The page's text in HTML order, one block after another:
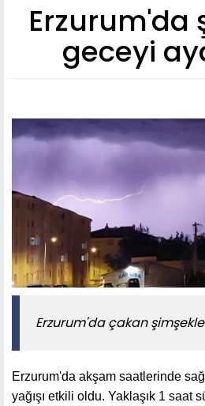
Erzurum'da
geceyi
Erzurum'da çakan
Erzurum'da akşam saatlerinde
yağışı etkili oldu. Yaklaşık 1 saat